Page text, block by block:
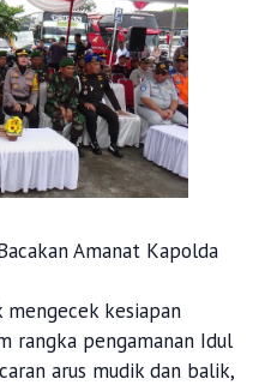
Amanat Kapolda
mengecek kesiapan
rangka pengamanan Idul
arus mudik dan balik,